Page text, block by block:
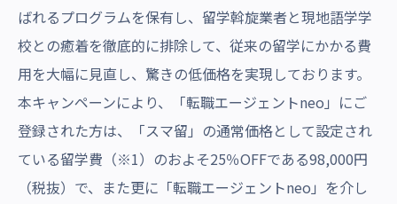
ばれるプログラムを保有し、留学斡旋業者と現地語学学
校との癒着を徹底的に排除して、従来の留学にかかる費
用を大幅に見直し、驚きの低価格を実現しております。
本キャンペーンにより、「転職エージェントneo」にご
登録された方は、「スマ留」の通常価格として設定され
ている留学費（※1）のおよそ25％OFFである98,000円
（税抜）で、また更に「転職エージェントneo」を介し